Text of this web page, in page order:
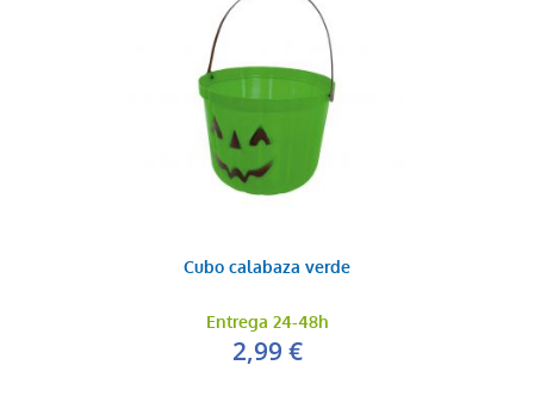
Cubo calabaza verde
Entrega 24-48h
2,99 €